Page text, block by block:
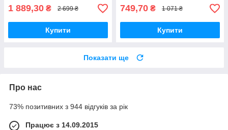
1 889,30 ₴ 2 699 ₴
Купити
749,70 ₴ 1 071 ₴
Купити
Показати ще
Про нас
73% позитивних з 944 відгуків за рік
Працює з 14.09.2015